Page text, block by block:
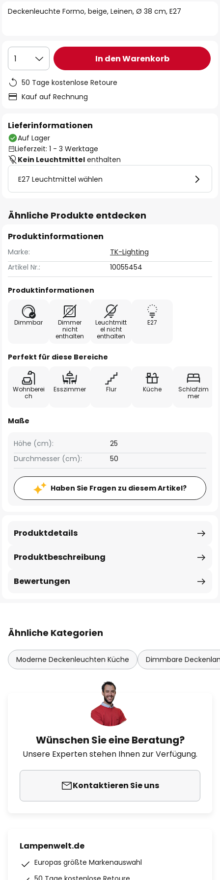
Deckenleuchte Formo, beige, Leinen, Ø 38 cm, E27
1 In den Warenkorb
50 Tage kostenlose Retoure
Kauf auf Rechnung
Lieferinformationen
Auf Lager
Lieferzeit: 1 - 3 Werktage
Kein Leuchtmittel enthalten
E27 Leuchtmittel wählen
Ähnliche Produkte entdecken
Produktinformationen
Marke:
TK-Lighting
Artikel Nr.:
10055454
Produktinformationen
Dimmbar
Dimmer
nicht
enthalten
Leuchtmitt
el nicht
enthalten
E27
Perfekt für diese Bereiche
Wohnberei
ch
Esszimmer Flur Küche
Schlafzim
mer
Maße
Höhe (cm):
25
Durchmesser (cm):
50
Haben Sie Fragen zu diesem Artikel?
Produktbeschreibung
Produktdetails
Bewertungen
Ähnliche Kategorien
Moderne Deckenleuchten Küche Dimmbare
Wünschen Sie eine Beratung?
Unsere Experten stehen Ihnen zur Verfügung.
Kontaktieren Sie uns
Lampenwelt.de
Europas größte Markenauswahl